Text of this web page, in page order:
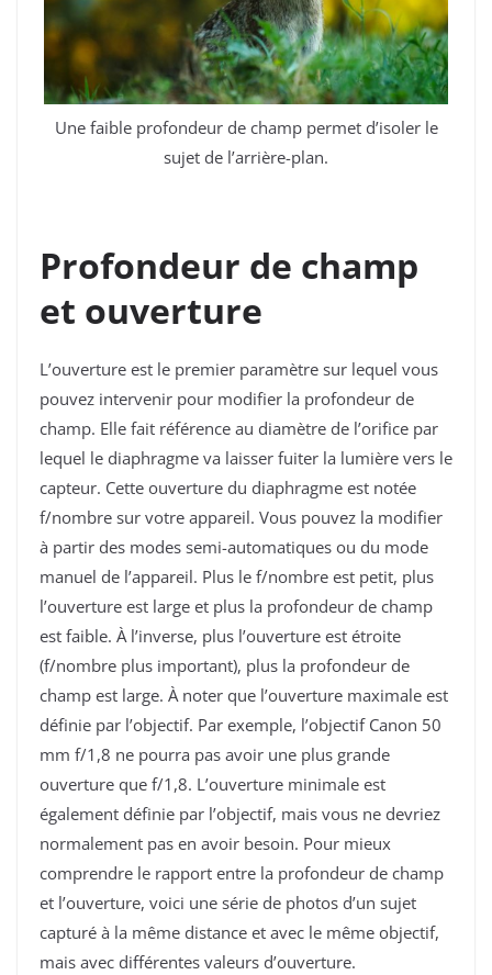
Une faible profondeur de champ permet d’isoler le
sujet de l’arrière-plan.
Profondeur de champ
et ouverture
L’ouverture est le premier paramètre sur lequel vous
pouvez intervenir pour modifier la profondeur de
champ. Elle fait référence au diamètre de l’orifice par
lequel le diaphragme va laisser fuiter la lumière vers le
capteur. Cette ouverture du diaphragme est notée
f/nombre sur votre appareil. Vous pouvez la modifier
à partir des modes semi-automatiques ou du mode
manuel de l’appareil. Plus le f/nombre est petit, plus
l’ouverture est large et plus la profondeur de champ
est faible. À l’inverse, plus l’ouverture est étroite
(f/nombre plus important), plus la profondeur de
champ est large. À noter que l’ouverture maximale est
définie par l’objectif. Par exemple, l’objectif Canon 50
mm f/1,8 ne pourra pas avoir une plus grande
ouverture que f/1,8. L’ouverture minimale est
également définie par l’objectif, mais vous ne devriez
normalement pas en avoir besoin. Pour mieux
comprendre le rapport entre la profondeur de champ
et l’ouverture, voici une série de photos d’un sujet
capturé à la même distance et avec le même objectif,
mais avec différentes valeurs d’ouverture.